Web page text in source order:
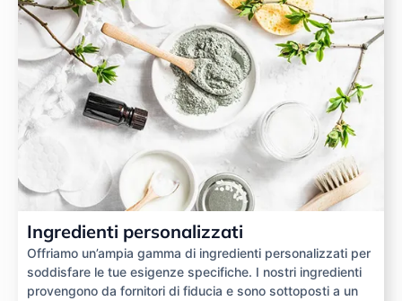
Ingredienti personalizzati
Offriamo un’ampia gamma di ingredienti personalizzati per
soddisfare le tue esigenze specifiche. I nostri ingredienti
provengono da fornitori di fiducia e sono sottoposti a un